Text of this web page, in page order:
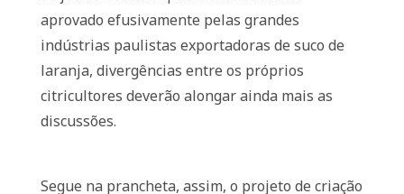
aprovado efusivamente pelas grandes
indústrias paulistas exportadoras de suco de
laranja, divergências entre os próprios
citricultores deverão alongar ainda mais as
discussões.
Segue na prancheta, assim, o projeto de criação